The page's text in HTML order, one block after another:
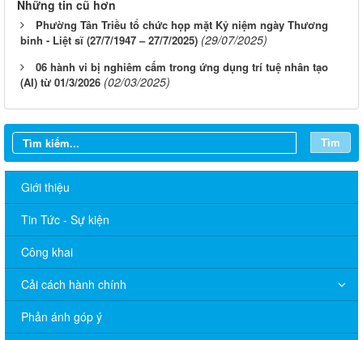
Những tin cũ hơn
Phường Tân Triều tổ chức họp mặt Kỷ niệm ngày Thương
binh - Liệt sĩ (27/7/1947 – 27/7/2025) (29/07/2025)
06 hành vi bị nghiêm cấm trong ứng dụng trí tuệ nhân tạo
(AI) từ 01/3/2026 (02/03/2025)
Tìm
Giới thiệu
Tin Tức - Sự kiện
Công khai
Cải cách hành chính
Phản ánh góp ý
HỘI ĐỒNG NGHĨA VỤ QUÂN SỰ PHƯỜNG TÂN TRIỀU
ĐANG HỌC PHỤC VỤ CÔNG TÁC TUYỂN CHỌN VÀ GỌI CÔNG
DÂN NHẬP NGŨ NĂM 2027